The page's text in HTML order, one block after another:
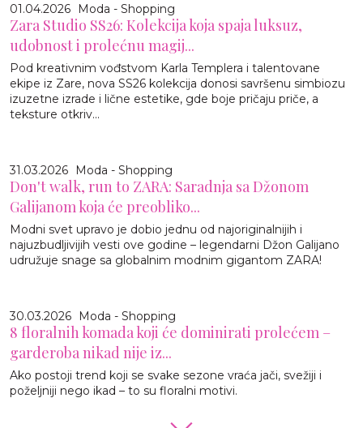
01.04.2026 Moda - Shopping
Zara Studio SS26: Kolekcija koja spaja luksuz,
udobnost i prolećnu magij...
Pod kreativnim vođstvom Karla Templera i talentovane
ekipe iz Zare, nova SS26 kolekcija donosi savršenu simbiozu
izuzetne izrade i lične estetike, gde boje pričaju priče, a
teksture otkriv...
31.03.2026 Moda - Shopping
Don't walk, run to ZARA: Saradnja sa Džonom
Galijanom koja će preobliko...
Modni svet upravo je dobio jednu od najoriginalnijih i
najuzbudljivijih vesti ove godine – legendarni Džon Galijano
udružuje snage sa globalnim modnim gigantom ZARA!
30.03.2026 Moda - Shopping
8 floralnih komada koji će dominirati prolećem –
garderoba nikad nije iz...
Ako postoji trend koji se svake sezone vraća jači, svežiji i
poželjniji nego ikad – to su floralni motivi.